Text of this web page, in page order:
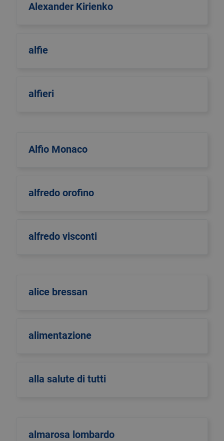
Alexander Kirienko
alfie
alfieri
Alfio Monaco
alfredo orofino
alfredo visconti
alice bressan
alimentazione
alla salute di tutti
almarosa lombardo